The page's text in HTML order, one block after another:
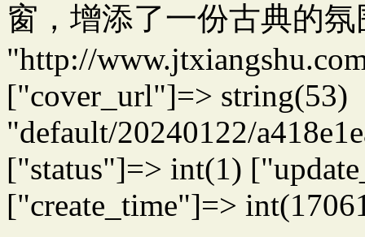
窗，增添了一份古典的
"http://
["cover_url"]=> string(53)
"default/20240122/
["status"]=> int(1)
["create_time"]=>